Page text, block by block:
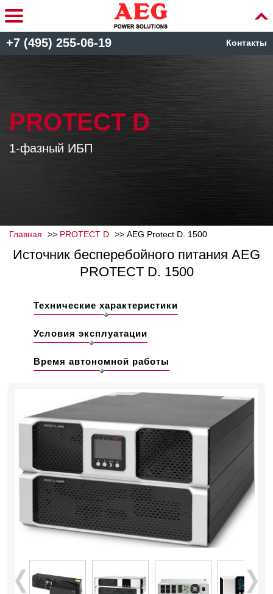
+7 (495) 255-06-19 Контакты
PROTECT D
1-фазный ИБП
Главная PROTECT D AEG Protect D. 1500
Источник бесперебойного питания AEG
PROTECT D. 1500
Технические характеристики
Условия эксплуатации
Время автономной работы